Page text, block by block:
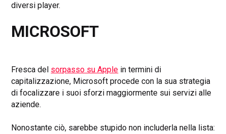
diversi player.
MICROSOFT
Fresca del sorpasso su Apple in termini di
capitalizzazione, Microsoft procede con la sua strategia
di focalizzare i suoi sforzi maggiormente sui servizi alle
aziende.
Nonostante ciò, sarebbe stupido non includerla nella lista: